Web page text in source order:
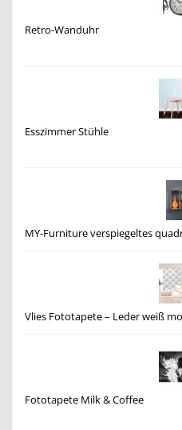
Retro-Wanduhr
Esszimmer Stühle
MY-Furniture verspiegeltes
Vlies Fototapete – Leder weiß
Fototapete Milk & Coffee